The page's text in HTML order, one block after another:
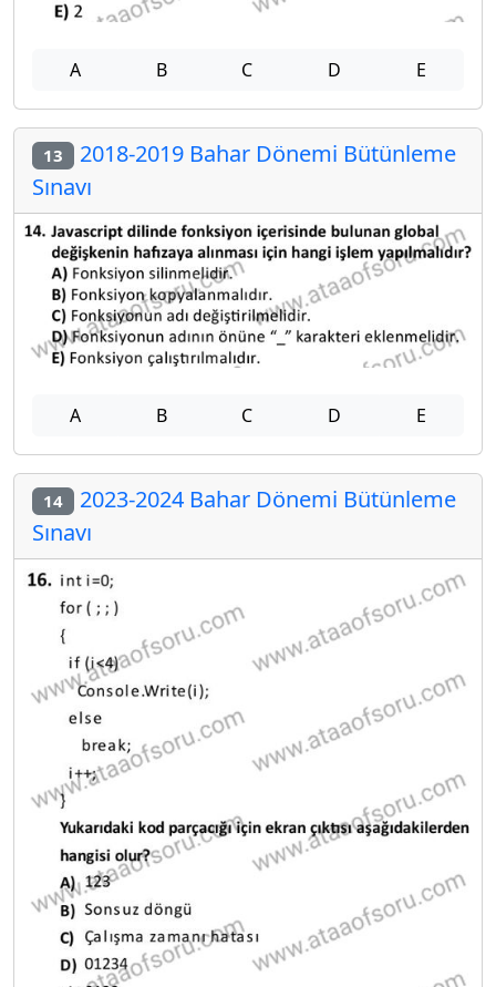
A B C D E
13 2018-2019 Bahar Dönemi Bütünleme
Sınavı
A B C D E
14 2023-2024 Bahar Dönemi Bütünleme
Sınavı